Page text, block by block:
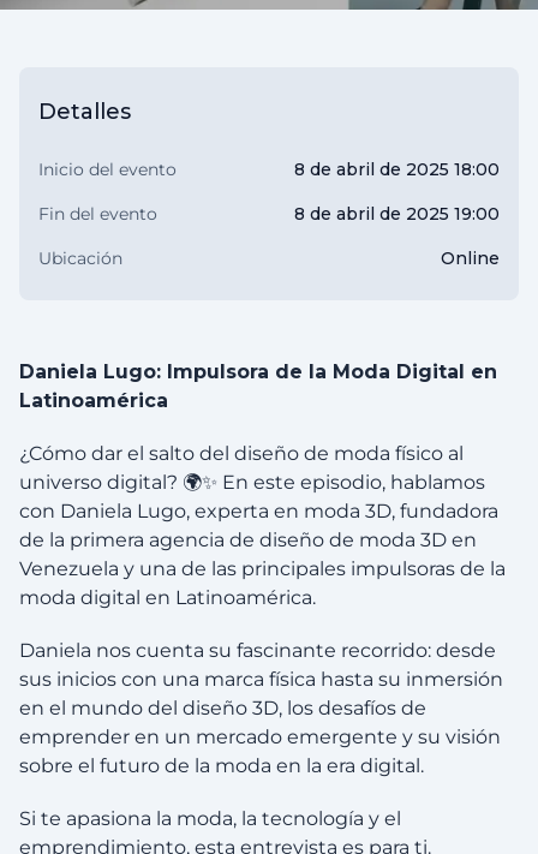
Detalles
Inicio del evento 8 de abril de 2025 18:00
Fin del evento 8 de abril de 2025 19:00
Ubicación Online
Daniela Lugo: Impulsora de la Moda Digital en
Latinoamérica
¿Cómo dar el salto del diseño de moda físico al
universo digital? 🌍✨ En este episodio, hablamos
con Daniela Lugo, experta en moda 3D, fundadora
de la primera agencia de diseño de moda 3D en
Venezuela y una de las principales impulsoras de la
moda digital en Latinoamérica.
Daniela nos cuenta su fascinante recorrido: desde
sus inicios con una marca física hasta su inmersión
en el mundo del diseño 3D, los desafíos de
emprender en un mercado emergente y su visión
sobre el futuro de la moda en la era digital.
Si te apasiona la moda, la tecnología y el
emprendimiento, esta entrevista es para ti.